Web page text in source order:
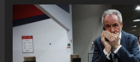
80%
del
parque